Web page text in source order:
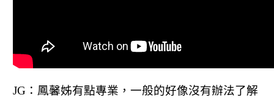
JG：鳳馨姊有點專業，一般的好像沒有辦法了解